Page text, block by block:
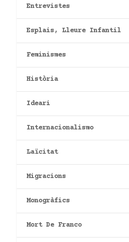
Entrevistes
Esplais, Lleure Infantil
Feminismes
Història
Ideari
Internacionalismo
Laïcitat
Migracions
Monogràfics
Mort De Franco